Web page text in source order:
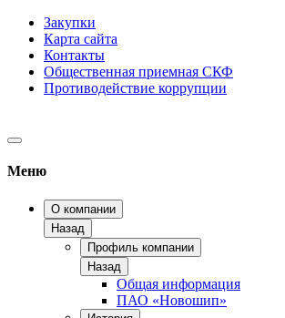
Закупки
Карта сайта
Контакты
Общественная приемная СКФ
Противодействие коррупции
Меню
О компании
Назад
Профиль компании
Назад
Общая информация
ПАО «Новошип»